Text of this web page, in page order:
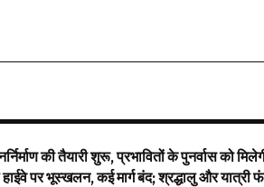
की तैयारी शुरू, प्रभावितों के पुनर्वास को
पर भूस्खलन, कई मार्ग बंद; श्रद्धालु और यात्री